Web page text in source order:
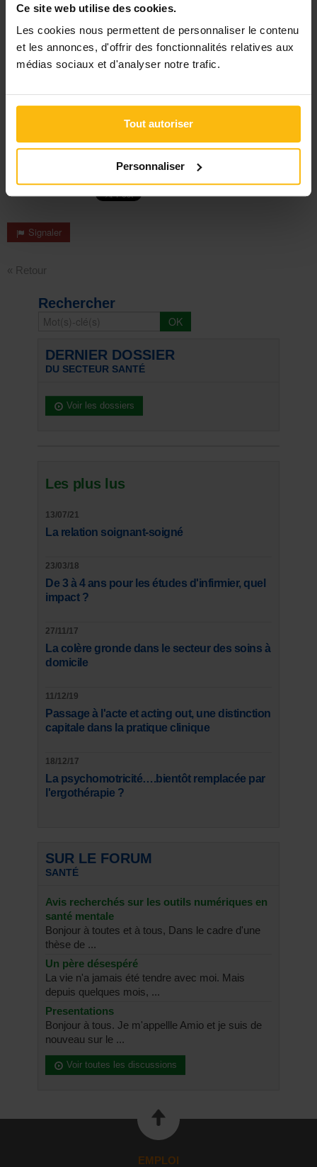
Ce site web utilise des cookies.
Les cookies nous permettent de personnaliser le contenu
et les annonces, d'offrir des fonctionnalités relatives aux
médias sociaux et d'analyser notre trafic.
Tout autoriser
Personnaliser
deux vitesses ?
Peut-on soigner en ne prenant pas soin de soi ?
Rémunération : travailleur social, combien tu vaux ?
Quand l’entretien d’embauche en dit long sur l’employeur
Travail social : comment "gérer" son chef ?
et investi
Signaler
« Retour
Rechercher
DERNIER DOSSIER
DU SECTEUR SANTÉ
Voir les dossiers
Les plus lus
13/07/21
La relation soignant-soigné
23/03/18
De 3 à 4 ans pour les études d'infirmier, quel
impact ?
27/11/17
La colère gronde dans le secteur des soins à
domicile
11/12/19
Passage à l'acte et acting out, une distinction
capitale dans la pratique clinique
18/12/17
La psychomotricité….bientôt remplacée par
l'ergothérapie ?
SUR LE FORUM
SANTÉ
Avis recherchés sur les outils numériques en
santé mentale
Bonjour à toutes et à tous, Dans le cadre d'une
thèse de ...
Un père désespéré
La vie n'a jamais été tendre avec moi. Mais
depuis quelques mois, ...
Presentations
Bonjour à tous. Je m'appellle Amio et je suis de
nouveau sur le ...
Voir toutes les discussions
EMPLOI